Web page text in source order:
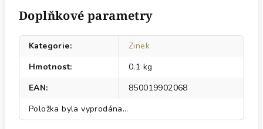
Doplňkové parametry
Kategorie:
Zinek
Hmotnost:
0.1 kg
EAN:
850019902068
Položka byla vyprodána…